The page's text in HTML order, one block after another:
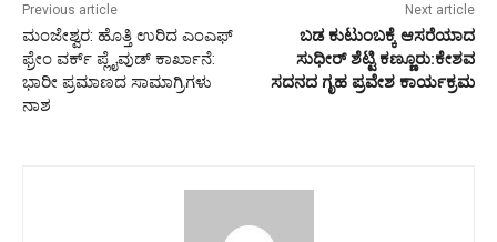
Previous article
ಮಂಜೇಶ್ವರ: ಹೊತ್ತಿ ಉರಿದ ಎಂಎಫ್
ಫ್ರೇಂ ವರ್ಕ್ ಪ್ಲೈವುಡ್ ಕಾರ್ಖಾನೆ:
ಭಾರೀ ಪ್ರಮಾಣದ ಸಾಮಾಗ್ರಿಗಳು
ನಾಶ
Next article
ಬಡ ಕುಟುಂಬಕ್ಕೆ ಆಸರೆಯಾದ
ಸುಧೀರ್ ಶೆಟ್ಟಿ ಕಣ್ಣೂರು:ಕೇಶವ
ಸದನದ ಗೃಹ ಪ್ರವೇಶ ಕಾರ್ಯಕ್ರಮ